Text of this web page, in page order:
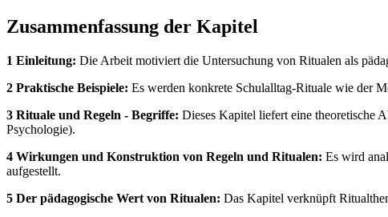
Zusammenfassung der Kapitel
1 Einleitung: Die Arbeit motiviert die Untersuchung von Ritualen als
2 Praktische Beispiele: Es werden konkrete Schulalltag-Rituale wie der
3 Rituale und Regeln - Begriffe: Dieses Kapitel liefert eine theoretische
Psychologie).
4 Wirkungen und Konstruktion von Regeln und Ritualen: Es wird
aufgestellt.
5 Der pädagogische Wert von Ritualen: Das Kapitel verknüpft